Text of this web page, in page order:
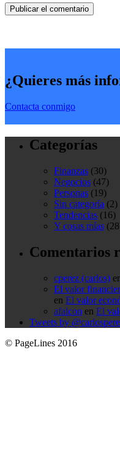
¿Quieres más
Contacta conmigo
Categorías
Finanzas (30)
Negocios (47)
Personas (19)
Sin categoría (2)
Tendencias (16)
Y cosas mías
Comentarios
cperez (carlos)
El valor
en El valor
afalcon en El
Tweets by
© PageLines 2016